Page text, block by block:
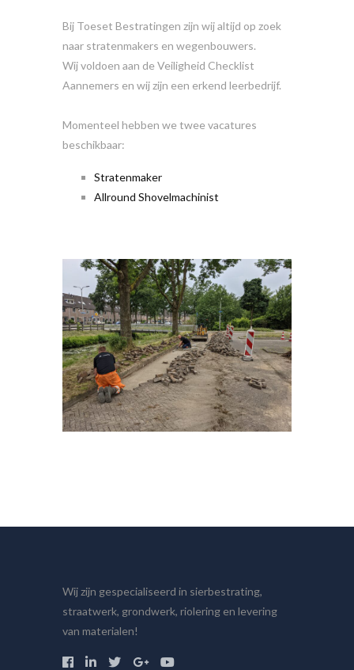
Bij Toeset Bestratingen zijn wij altijd op zoek
naar stratenmakers en wegenbouwers.
Wij voldoen aan de Veiligheid Checklist
Aannemers en wij zijn een erkend leerbedrijf.
Momenteel hebben we twee vacatures
beschikbaar:
Stratenmaker
Allround Shovelmachinist
Wij zijn gespecialiseerd in sierbestrating,
straatwerk, grondwerk, riolering en levering
van materialen!